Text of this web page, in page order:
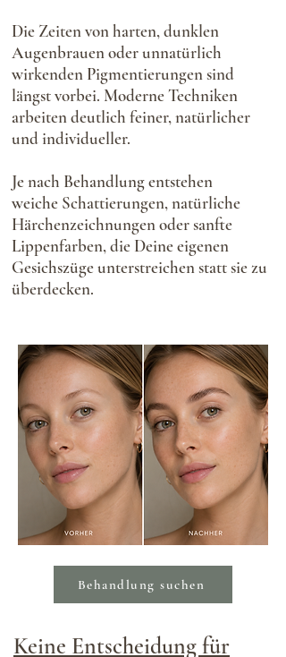
Die Zeiten von harten, dunklen
Augenbrauen oder unnatürlich
wirkenden Pigmentierungen sind
längst vorbei. Moderne Techniken
arbeiten deutlich feiner, natürlicher
und individueller.
Je nach Behandlung entstehen
weiche Schattierungen, natürliche
Härchenzeichnungen oder sanfte
Lippenfarben, die Deine eigenen
Gesichszüge unterstreichen statt sie zu
überdecken.
Behandlung suchen
Keine Entscheidung für